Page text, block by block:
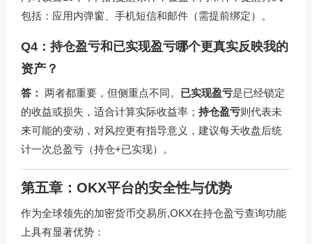
包括：应用内弹窗、手机短信和邮件（需提前绑定）。
Q4：持仓盈亏和已实现盈亏哪个更真实反映我的
资产？
答： 两者都重要，但侧重点不同。 已实现盈亏是已经锁定
的收益或损失，适合计算实际收益率； 持仓盈亏则代表未
来可能的变动，对风控更有指导意义，建议每天收盘后统
计一次总盈亏（持仓+已实现）。
第五章：OKX平台的安全性与优势
作为全球领先的加密货币交易所,OKX在持仓盈亏查询功能
上具有显著优势：